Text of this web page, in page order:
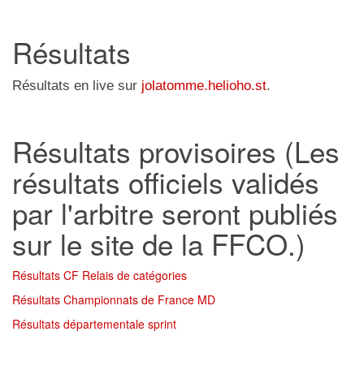
Résultats
Résultats en live sur jolatomme.helioho.st.
Résultats provisoires (Les
résultats officiels validés
par l'arbitre seront publiés
sur le site de la FFCO.)
Résultats CF Relais de catégories
Résultats Championnats de France MD
Résultats départementale sprint